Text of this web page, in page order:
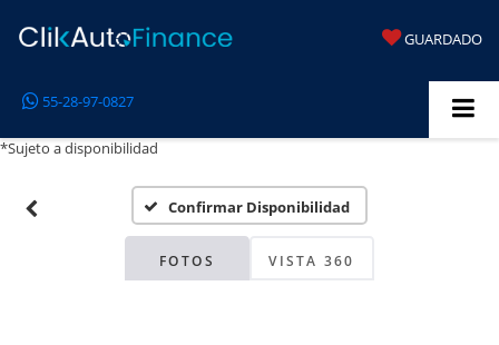
GUARDADO
55-28-97-0827
*Sujeto a disponibilidad
Confirmar Disponibilidad
FOTOS VISTA 360
Disponibles
Por favor, revise luego